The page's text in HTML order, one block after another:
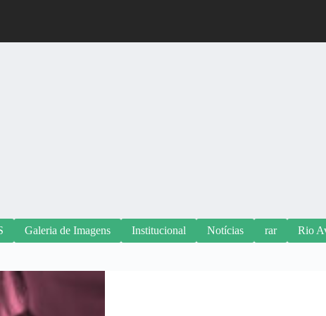
Galeria de Imagens Institucional Notícias rar Rio